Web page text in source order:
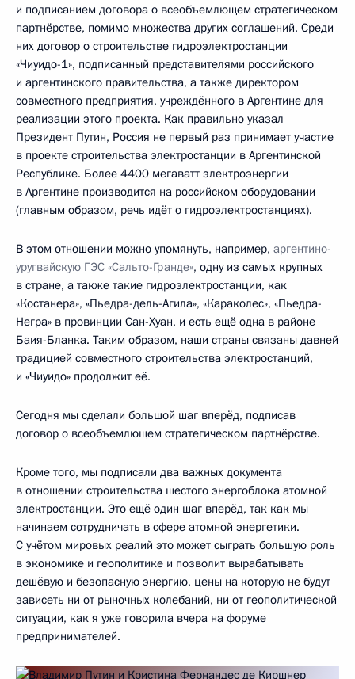
и подписанием договора о всеобъемлющем стратегическом
партнёрстве, помимо множества других соглашений. Среди
них договор о строительстве гидроэлектростанции
«Чиуидо-1», подписанный представителями российского
и аргентинского правительства, а также директором
совместного предприятия, учреждённого в Аргентине для
реализации этого проекта. Как правильно указал
Президент Путин, Россия не первый раз принимает участие
в проекте строительства электростанции в Аргентинской
Республике. Более 4400 мегаватт электроэнергии
в Аргентине производится на российском оборудовании
(главным образом, речь идёт о гидроэлектростанциях).
В этом отношении можно упомянуть, например, аргентино-
уругвайскую ГЭС «Сальто-Гранде», одну из самых крупных
в стране, а также такие гидроэлектростанции, как
«Костанера», «Пьедра-дель-Агила», «Караколес», «Пьедра-
Негра» в провинции Сан-Хуан, и есть ещё одна в районе
Баия-Бланка. Таким образом, наши страны связаны давней
традицией совместного строительства электростанций,
и «Чиуидо» продолжит её.
Сегодня мы сделали большой шаг вперёд, подписав
договор о всеобъемлющем стратегическом партнёрстве.
Кроме того, мы подписали два важных документа
в отношении строительства шестого энергоблока атомной
электростанции. Это ещё один шаг вперёд, так как мы
начинаем сотрудничать в сфере атомной энергетики.
С учётом мировых реалий это может сыграть большую роль
в экономике и геополитике и позволит вырабатывать
дешёвую и безопасную энергию, цены на которую не будут
зависеть ни от рыночных колебаний, ни от геополитической
ситуации, как я уже говорила вчера на форуме
предпринимателей.